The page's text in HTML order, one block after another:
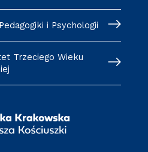
i Psychologii
Trzeciego Wieku